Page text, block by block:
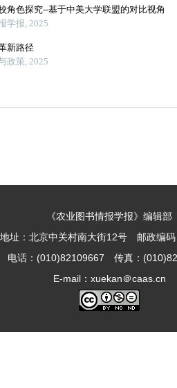
《农业图书情报学报》编辑部
地址：北京中关村南大街12号 邮政编
电话：(010)82109667 传真：
E-mail：xuekan＠caas.cn